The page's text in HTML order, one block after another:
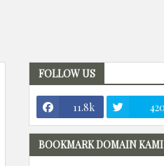
FOLLOW US
11.8k 420
BOOKMARK DOMAIN KAMI